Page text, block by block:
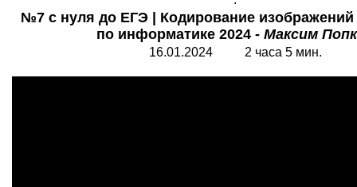
№7 с нуля до ЕГЭ | Кодирование изображений
по информатике 2024 - Максим
16.01.2024 2 часа 5 мин.